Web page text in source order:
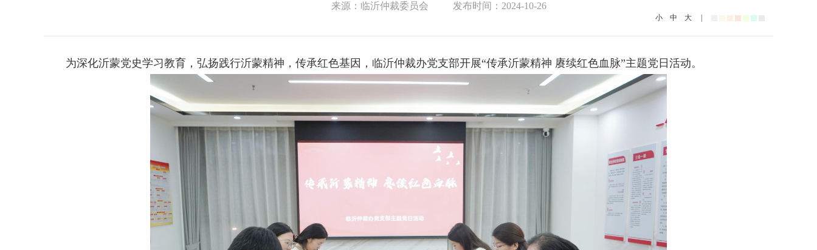
来源：临沂仲裁委员会 发布时间：2024-10-26
小 中 大
为深化沂蒙党史学习教育，弘扬践行沂蒙精神，传承红色基因，临沂仲裁办党支部开展“传承沂蒙精神 赓续红色血脉”主题党日活动。